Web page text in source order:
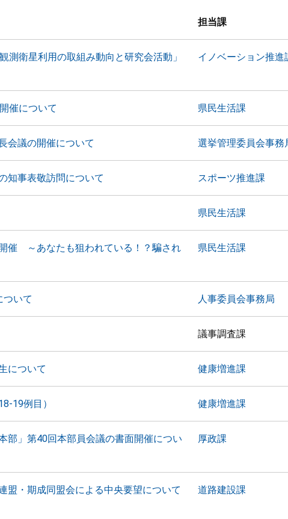
担当課
測衛星利用の取組み動向と研究会活動」
イノベーション推進
催について 県民生活課
会議の開催について 選挙管理委員会事務
知事表敬訪問について スポーツ推進課
県民生活課
催 ～あなたも狙われている！？騙され
県民生活課
ついて 人事委員会事務局
議事調査課
について 健康増進課
19例目） 健康増進課
部」第40回本部員会議の書面開催につい
厚政課
盟・期成同盟会による中央要望について
道路建設課